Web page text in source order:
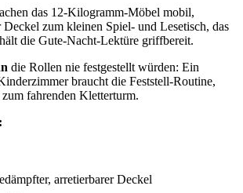
das 12-Kilogramm-Möbel mobil,
zum kleinen Spiel- und Lesetisch, das
die Gute-Nacht-Lektüre griffbereit.
die Rollen nie festgestellt würden: Ein
braucht die Feststell-Routine,
fahrenden Kletterturm.
arretierbarer Deckel